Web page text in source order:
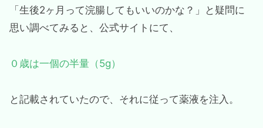
「生後2ヶ月って浣腸してもいいのかな？」と疑問に
思い調べてみると、公式サイトにて、
０歳は一個の半量（5g）
と記載されていたので、それに従って薬液を注入。